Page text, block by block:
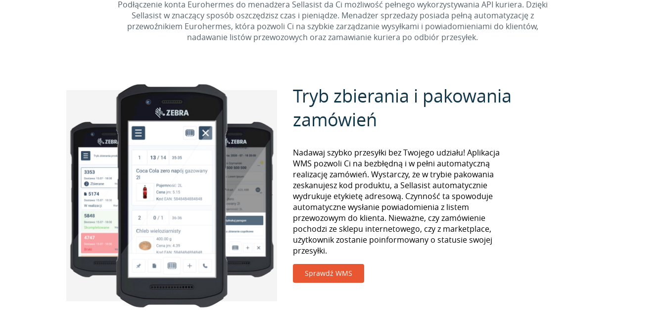
Podłączenie konta Eurohermes do menadżera Sellasist da Ci możliwość pełnego wykorzystywania API kuriera. Dzięki
Sellasist w znaczący sposób oszczędzisz czas i pieniądze. Menadżer sprzedaży posiada pełną automatyzację z
przewoźnikiem Eurohermes, która pozwoli Ci na szybkie zarządzanie wysyłkami i powiadomieniami do klientów,
nadawanie listów przewozowych oraz zamawianie kuriera po odbiór przesyłek.
Tryb zbierania i pakowania
zamówień
Nadawaj szybko przesyłki bez Twojego udziału! Aplikacja
WMS pozwoli Ci na bezbłędną i w pełni automatyczną
realizację zamówień. Wystarczy, że w trybie pakowania
zeskanujesz kod produktu, a Sellasist automatycznie
wydrukuje etykietę adresową. Czynność ta spowoduje
automatyczne wysłanie powiadomienia z listem
przewozowym do klienta. Nieważne, czy zamówienie
pochodzi ze sklepu internetowego, czy z marketplace,
użytkownik zostanie poinformowany o statusie swojej
przesyłki.
Sprawdź WMS